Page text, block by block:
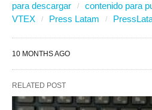
para descargar
contenido para
VTEX
Press Latam
10 MONTHS AGO
RELATED POST